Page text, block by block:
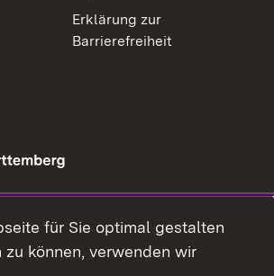
Erklärung zur
Barrierefreiheit
für Sie optimal gestalten
zu können, verwenden wir